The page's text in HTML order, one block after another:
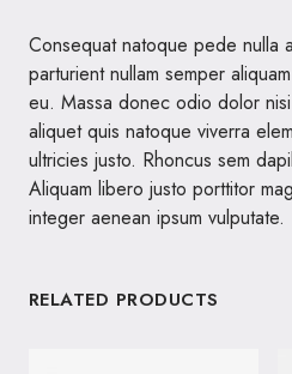
Consequat natoque pede nulla
parturient nullam semper
eu. Massa donec odio dolor
aliquet quis natoque viverra
ultricies justo. Rhoncus sem
Aliquam libero justo porttitor
integer aenean ipsum vulputate.
RELATED PRODUCTS